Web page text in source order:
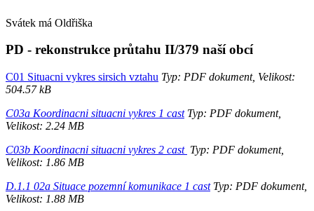
Svátek má Oldřiška
PD - rekonstrukce průtahu II/379 naší obcí
C01 Situacni vykres sirsich vztahu Typ: PDF dokument, Velikost:
504.57 kB
C03a Koordinacni situacni vykres 1 castTyp: PDF dokument,
Velikost: 2.24 MB
C03b Koordinacni situacni vykres 2 cast Typ: PDF dokument,
Velikost: 1.86 MB
D.1.1 02a Situace pozemní komunikace 1 castTyp: PDF dokument,
Velikost: 1.88 MB